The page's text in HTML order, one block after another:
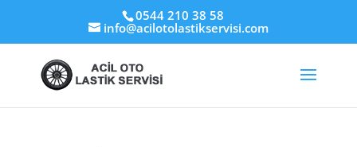
0544 210 38 58
info@acilotolastikservisi.com